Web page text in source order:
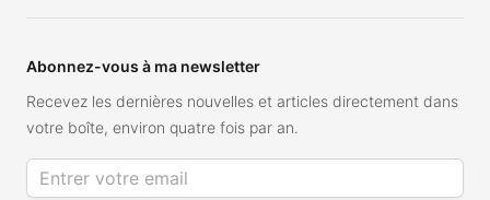
Abonnez-vous à ma newsletter
Recevez les dernières nouvelles et articles directement dans
votre boîte, environ quatre fois par an.
Adresse de courriel